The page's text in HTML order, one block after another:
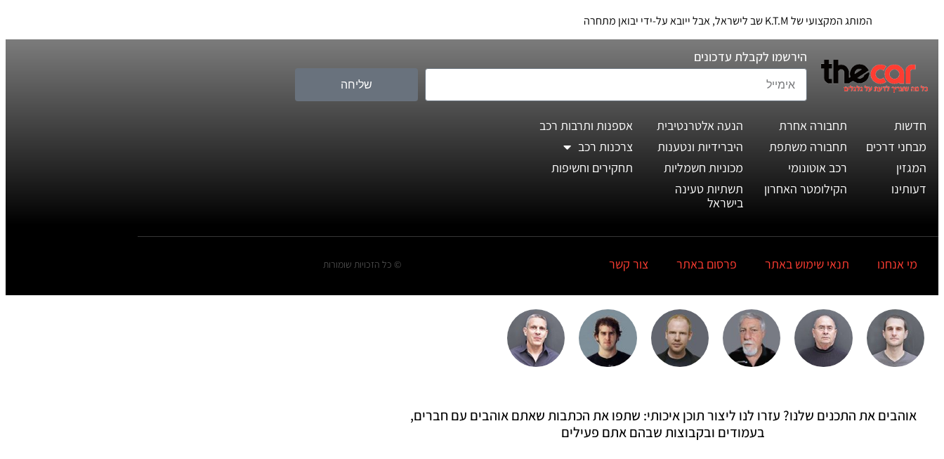
המותג המקצועי של K.T.M שב לישראל, אבל ייובא על-ידי יבואן מתחרה
הירשמו לקבלת עדכונים
שליחה
חדשות
מבחני דרכים
המגזין
דעותינו
תחבורה אחרת
תחבורה משתפת
רכב אוטונומי
הקילומטר האחרון
הנעה אלטרנטיבית
היברידיות ונטענות
מכוניות חשמליות
תשתיות טעינה
בישראל
אספנות ותרבות רכב
צרכנות רכב
תחקירים וחשיפות
מי אנחנו תנאי שימוש באתר פרסום באתר צור קשר © כל הזכויות שומורות
אוהבים את התכנים שלנו? עזרו לנו ליצור תוכן איכותי: שתפו את הכתבות שאתם אוהבים עם חברים,
בעמודים ובקבוצות שבהם אתם פעילים